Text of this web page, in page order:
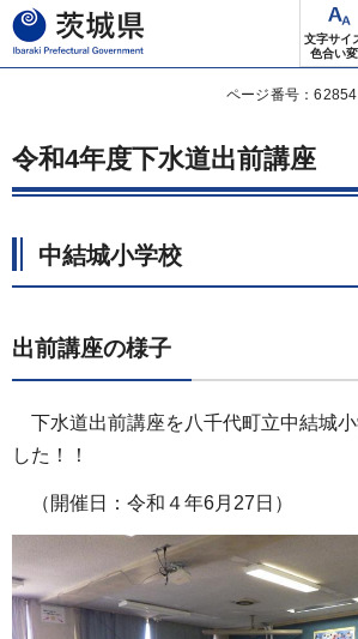
茨城県
文字サイ
色合い
ページ番号：62854
令和4年度下水道出前講座
中結城小学校
出前講座の様子
下水道出前講座を八千代町立中結城小
した！！
（開催日：令和４年6月27日）